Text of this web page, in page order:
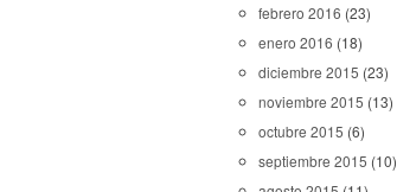
febrero 2016 (23)
enero 2016 (18)
diciembre 2015 (23)
noviembre 2015 (13)
octubre 2015 (6)
septiembre 2015 (10)